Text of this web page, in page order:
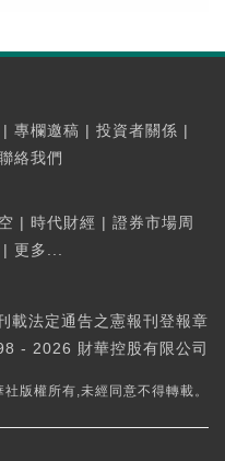
| 專欄邀稿 | 投資者關係 |
絡我們
| 時代財經 | 證券市場周
| 更多...
載法定通告之憲報刊登報章
- 2026 財華控股有限公司
社版權所有,未經同意不得轉載。